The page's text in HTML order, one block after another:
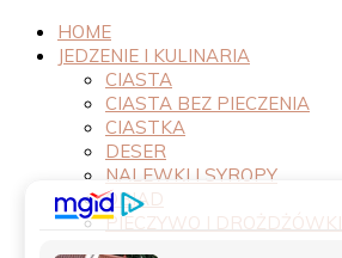
HOME
JEDZENIE I KULINARIA
CIASTA
CIASTA BEZ PIECZENIA
CIASTKA
DESER
NALEWKI I SYROPY
OBIAD
PIECZYWO I DROŻDŻÓWKI